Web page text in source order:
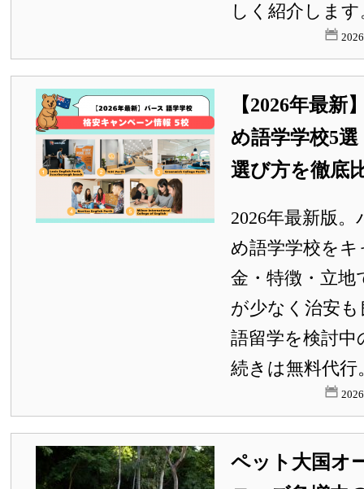
しく紹介します
【2026年最新
め語学学校5
選び方を徹底
2026年最新版
め語学学校を
金・特徴・立地
が少なく治安
語留学を検討中
続きは無料代行
ペット大国オ